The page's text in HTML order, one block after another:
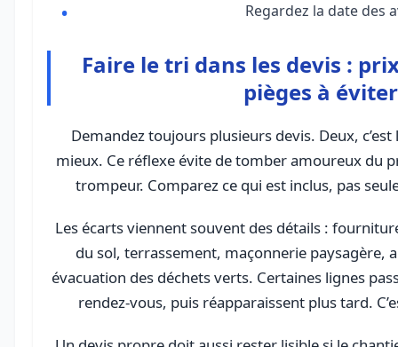
Regardez la date des
Faire le tri dans les devis :
pièges à éviter
Demandez toujours plusieurs devis. Deux, c’est
mieux. Ce réflexe évite de tomber amoureux du
trompeur. Comparez ce qui est inclus, pas
Les écarts viennent souvent des détails :
du sol, terrassement, maçonnerie paysagère,
évacuation des déchets verts. Certaines lignes
rendez-vous, puis réapparaissent plus tard.